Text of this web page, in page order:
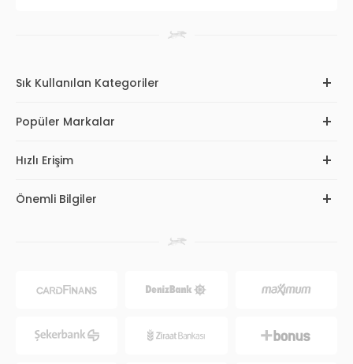
Sık Kullanılan Kategoriler
Popüler Markalar
Hızlı Erişim
Önemli Bilgiler